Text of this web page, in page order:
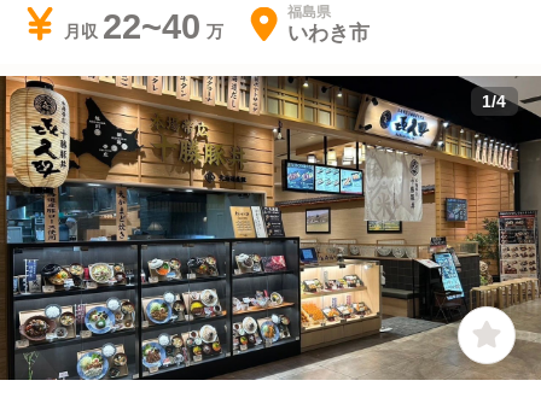
月収 22~40 福島県
いわき市
1/4